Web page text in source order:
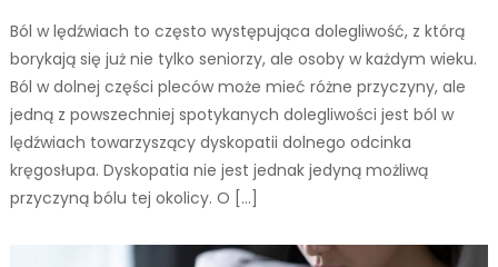
Ból w lędźwiach to często występująca dolegliwość, z którą
borykają się już nie tylko seniorzy, ale osoby w każdym wieku.
Ból w dolnej części pleców może mieć różne przyczyny, ale
jedną z powszechniej spotykanych dolegliwości jest ból w
lędźwiach towarzyszący dyskopatii dolnego odcinka
kręgosłupa. Dyskopatia nie jest jednak jedyną możliwą
przyczyną bólu tej okolicy. O […]